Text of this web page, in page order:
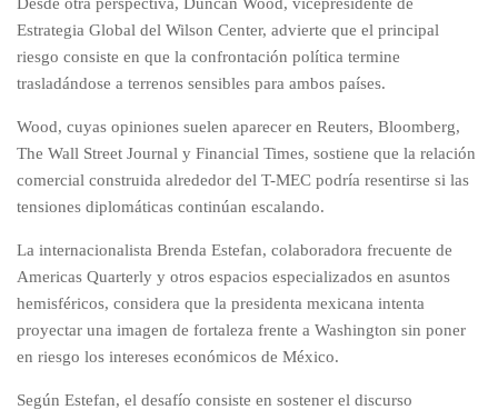
Estrategia Global del Wilson Center, advierte que el principal
riesgo consiste en que la confrontación política termine
trasladándose a terrenos sensibles para ambos países.
Wood, cuyas opiniones suelen aparecer en Reuters, Bloomberg,
The Wall Street Journal y Financial Times, sostiene que la relación
comercial construida alrededor del T-MEC podría resentirse si las
tensiones diplomáticas continúan escalando.
La internacionalista Brenda Estefan, colaboradora frecuente de
Americas Quarterly y otros espacios especializados en asuntos
hemisféricos, considera que la presidenta mexicana intenta
proyectar una imagen de fortaleza frente a Washington sin poner
en riesgo los intereses económicos de México.
Según Estefan, el desafío consiste en sostener el discurso